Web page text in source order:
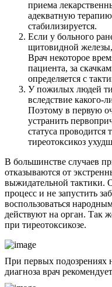
приема
адекватную
стабилизируется.
Если у больного
щитовидной железы,
Врач некоторое
пациента, за
определяется с
У пожилых людей
вследствие какого-
Поэтому в первую
устранить
статуса проводится
тиреотоксикоз
В большинстве случаев
отказываются от
выжидательной тактики.
процесс и не запустить
воспользоваться
действуют на орган. Так
при тиреотоксикозе.
При первых подозрениях
диагноза врач